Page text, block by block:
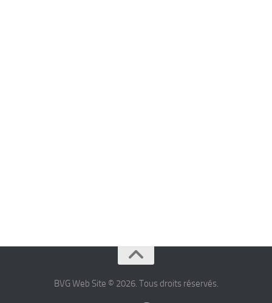
BVG Web Site © 2026. Tous droits réservés.